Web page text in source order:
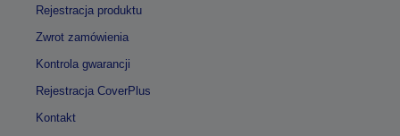
Rejestracja produktu
Zwrot zamówienia
Kontrola gwarancji
Rejestracja CoverPlus
Kontakt